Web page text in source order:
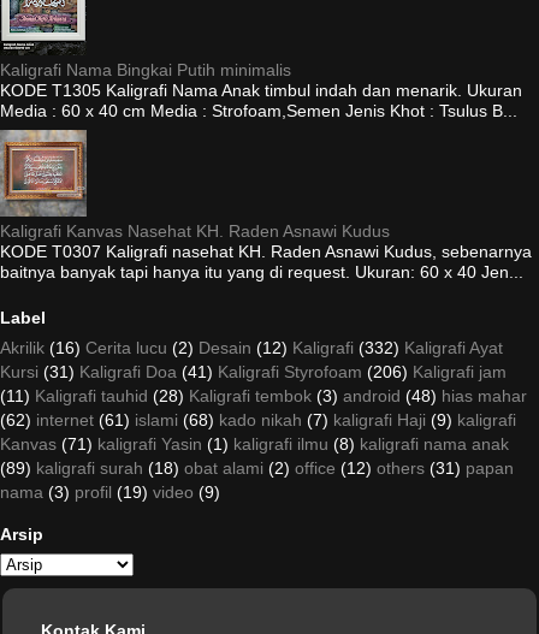
Kaligrafi Nama Bingkai Putih minimalis
KODE T1305 Kaligrafi Nama Anak timbul indah dan menarik. Ukuran
Media : 60 x 40 cm Media : Strofoam,Semen Jenis Khot : Tsulus B...
Kaligrafi Kanvas Nasehat KH. Raden Asnawi Kudus
KODE T0307 Kaligrafi nasehat KH. Raden Asnawi Kudus, sebenarnya
baitnya banyak tapi hanya itu yang di request. Ukuran: 60 x 40 Jen...
Label
Akrilik (16) Cerita lucu (2) Desain (12) Kaligrafi (332) Kaligrafi Ayat
Kursi (31) Kaligrafi Doa (41) Kaligrafi Styrofoam (206) Kaligrafi jam
(11) Kaligrafi tauhid (28) Kaligrafi tembok (3) android (48) hias mahar
(62) internet (61) islami (68) kado nikah (7) kaligrafi Haji (9) kaligrafi
Kanvas (71) kaligrafi Yasin (1) kaligrafi ilmu (8) kaligrafi nama anak
(89) kaligrafi surah (18) obat alami (2) office (12) others (31) papan
nama (3) profil (19) video (9)
Arsip